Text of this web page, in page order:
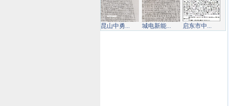
昆山中勇... 城电新能... 启东市中...